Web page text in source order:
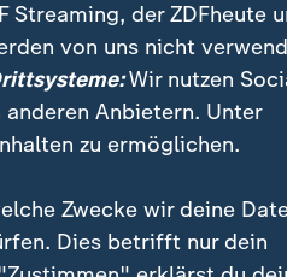
gestiegen. Wie das
mitteilte, gaben die
Prozent mehr für Rüstung
Streaming, der ZDFheute
von uns nicht
Wir nutzen
Anbietern. Unter
zu ermöglichen.
Zwecke wir deine
Dies betrifft nur dein